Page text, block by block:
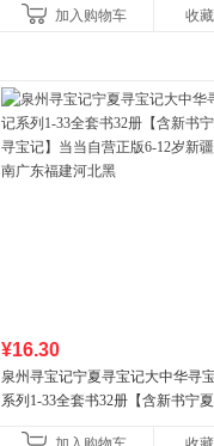
加入购物车 收藏
¥16.30
泉州寻宝记宁夏寻宝记大中华寻
系列1-33全套书32册【含新书宁